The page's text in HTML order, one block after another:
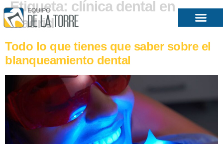
Etiqueta: clínica dental en
Madrid
Todo lo que tienes que saber sobre el
blanqueamiento dental